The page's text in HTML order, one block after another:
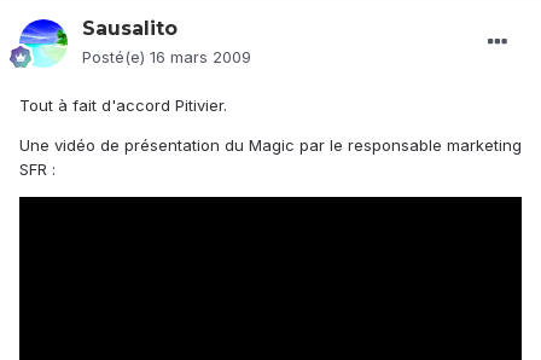
Sausalito
Posté(e) 16 mars 2009
Tout à fait d'accord Pitivier.
Une vidéo de présentation du Magic par le responsable marketing
SFR :